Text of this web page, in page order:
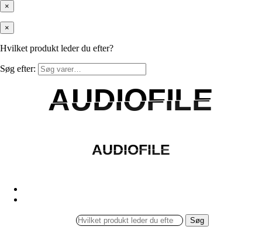
×
×
Hvilket produkt leder du efter?
Søg efter:
AUDIOFILE
AUDIOFILE
AUDIOFILE
AUDIOFILE
Søg